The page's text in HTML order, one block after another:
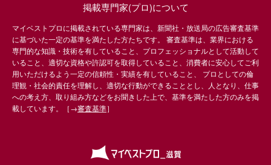
掲載専門家(プロ)について
マイベストプロに掲載されている専門家は、新聞社・放送局の広告審査基準
に基づいた一定の基準を満たした方たちです。 審査基準は、業界における
専門的な知識・技術を有していること、プロフェッショナルとして活動して
いること、適切な資格や許認可を取得していること、消費者に安心してご利
用いただけるよう一定の信頼性・実績を有していること、 プロとしての倫
理観・社会的責任を理解し、適切な行動ができることとし、人となり、仕事
への考え方、取り組み方などをお聞きした上で、基準を満たした方のみを掲
載しています。［→審査基準］